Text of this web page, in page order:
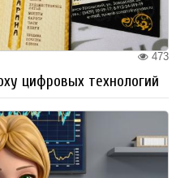
473
цифровых технологий